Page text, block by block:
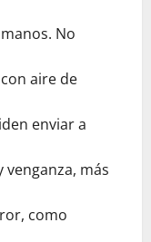
No
aire de
enviar a
venganza, más
como